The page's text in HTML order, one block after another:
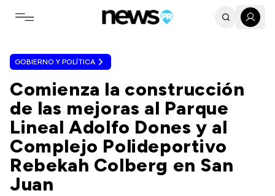
Toggle navigation menu
GOBIERNO Y POLÍTICA
Comienza la construcción
de las mejoras al Parque
Lineal Adolfo Dones y al
Complejo Polideportivo
Rebekah Colberg en San
Juan